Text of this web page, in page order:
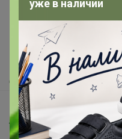
Как здесь все устроено?
Как сделать заказ?
Как получить?
Доставка
Шоурумы
Торговые марки
уже в наличии